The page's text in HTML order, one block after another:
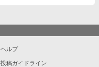
ヘルプ
投稿ガイドライン